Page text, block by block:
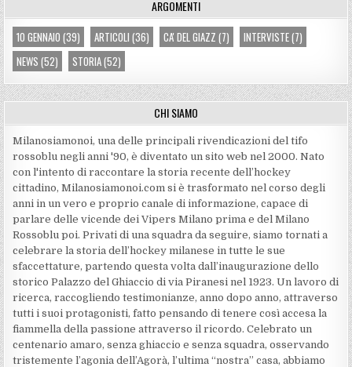
ARGOMENTI
10 GENNAIO (39) ARTICOLI (36) CA' DEL GIAZZ (7) INTERVISTE(7)
NEWS (52) STORIA(52)
CHI SIAMO
Milanosiamonoi, una delle principali rivendicazioni del tifo
rossoblu negli anni '90, è diventato un sito web nel 2000. Nato
con l'intento di raccontare la storia recente dell’hockey
cittadino, Milanosiamonoi.com si è trasformato nel corso degli
anni in un vero e proprio canale di informazione, capace di
parlare delle vicende dei Vipers Milano prima e del Milano
Rossoblu poi. Privati di una squadra da seguire, siamo tornati a
celebrare la storia dell’hockey milanese in tutte le sue
sfaccettature, partendo questa volta dall’inaugurazione dello
storico Palazzo del Ghiaccio di via Piranesi nel 1923. Un lavoro di
ricerca, raccogliendo testimonianze, anno dopo anno, attraverso
tutti i suoi protagonisti, fatto pensando di tenere così accesa la
fiammella della passione attraverso il ricordo. Celebrato un
centenario amaro, senza ghiaccio e senza squadra, osservando
tristemente l’agonia dell’Agorà, l’ultima “nostra” casa, abbiamo